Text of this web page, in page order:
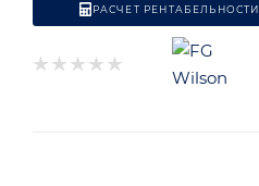
РАСЧЕТ РЕНТАБЕЛЬНОСТИ